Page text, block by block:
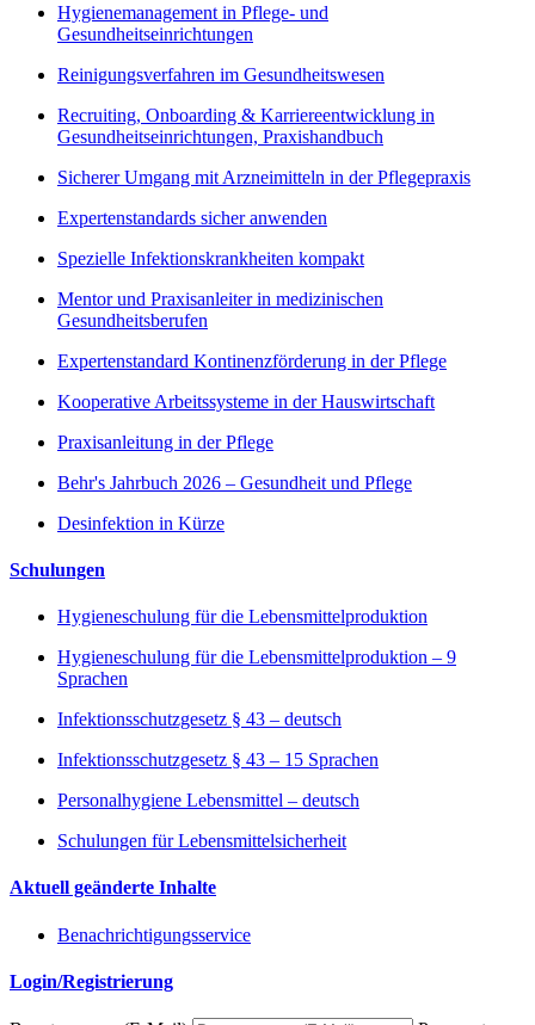
Hygienemanagement in Pflege- und
Gesundheitseinrichtungen
Reinigungsverfahren im Gesundheitswesen
Recruiting, Onboarding & Karriereentwicklung in
Gesundheitseinrichtungen, Praxishandbuch
Sicherer Umgang mit Arzneimitteln in der Pflegepraxis
Expertenstandards sicher anwenden
Spezielle Infektionskrankheiten kompakt
Mentor und Praxisanleiter in medizinischen
Gesundheitsberufen
Expertenstandard Kontinenzförderung in der Pflege
Kooperative Arbeitssysteme in der Hauswirtschaft
Praxisanleitung in der Pflege
Behr's Jahrbuch 2026 – Gesundheit und Pflege
Desinfektion in Kürze
Schulungen
Hygieneschulung für die Lebensmittelproduktion
Hygieneschulung für die Lebensmittelproduktion – 9
Sprachen
Infektionsschutzgesetz § 43 – deutsch
Infektionsschutzgesetz § 43 – 15 Sprachen
Personalhygiene Lebensmittel – deutsch
Schulungen für Lebensmittelsicherheit
Aktuell geänderte Inhalte
Benachrichtigungsservice
Login/Registrierung